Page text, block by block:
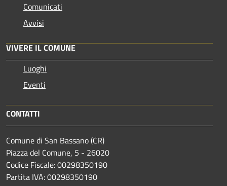
Comunicati
Avvisi
VIVERE IL COMUNE
Luoghi
Eventi
CONTATTI
Comune di San Bassano (CR)
Piazza del Comune, 5 - 26020
Codice Fiscale: 00298350190
Partita IVA: 00298350190